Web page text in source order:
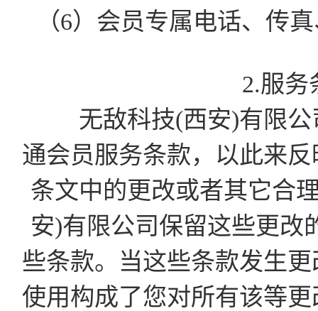
（6）会员专属电话、传
2.服务
无敌科技(西安)有限公
通会员服务条款，以此来
条文中的更改或者其它合
安)有限公司保留这些更改
些条款。当这些条款发生
使用构成了您对所有该等